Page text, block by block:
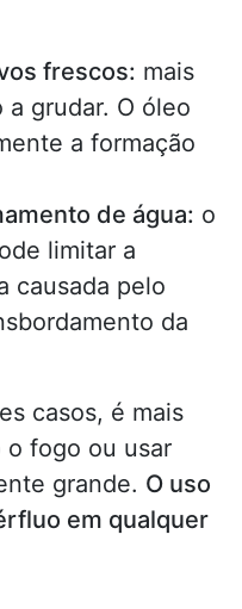
frescos: mais
grudar. O óleo
a formação
de água: o
limitar a
causada pelo
da
casos, é mais
o fogo ou usar
grande. O uso
em qualquer